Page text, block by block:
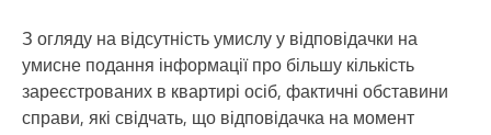
З огляду на відсутність умислу у відповідачки на
умисне подання інформації про більшу кількість
зареєстрованих в квартирі осіб, фактичні обставини
справи, які свідчать, що відповідачка на момент